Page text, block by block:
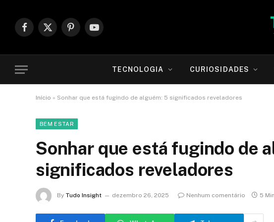
Facebook
X
PinterestYouTube
TECNOLOGIA CURIOSIDADES
Início » Sonhar que está fugindo de alguém: 5 significados reveladores
BEM ESTAR
Sonhar que está fugindo de
significados reveladores
By Tudo Insight dezembro 26, 2025 Nenhum comentário 5